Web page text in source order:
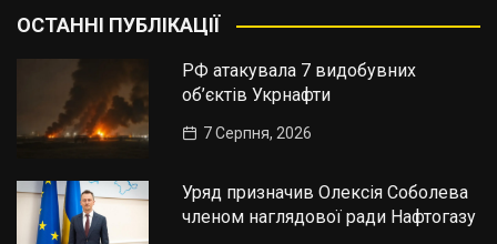
ОСТАННІ ПУБЛІКАЦІЇ
РФ атакувала 7 видобувних
об’єктів Укрнафти
7 Серпня, 2026
Уряд призначив Олексія Соболева
членом наглядової ради Нафтогазу